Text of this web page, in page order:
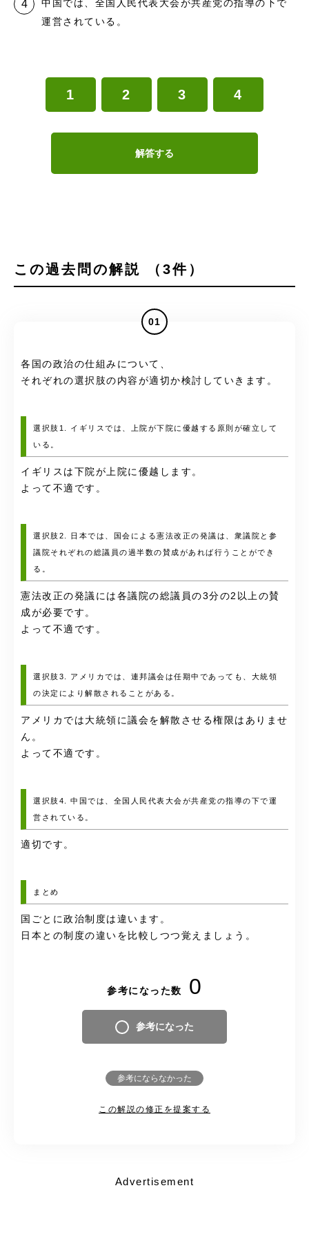
中国では、全国人民代表大会が共産党の指導の下で
運営されている。
1 2 3 4
解答する
この過去問の解説 （3件）
01
各国の政治の仕組みについて、
それぞれの選択肢の内容が適切か検討していきます。
選択肢1. イギリスでは、上院が下院に優越する原則が確立して
いる。
イギリスは下院が上院に優越します。
よって不適です。
選択肢2. 日本では、国会による憲法改正の発議は、衆議院と参
議院それぞれの総議員の過半数の賛成があれば行うことができ
る。
憲法改正の発議には各議院の総議員の3分の2以上の賛
成が必要です。
よって不適です。
選択肢3. アメリカでは、連邦議会は任期中であっても、大統領
の決定により解散されることがある。
アメリカでは大統領に議会を解散させる権限はありませ
ん。
よって不適です。
選択肢4. 中国では、全国人民代表大会が共産党の指導の下で運
営されている。
適切です。
まとめ
国ごとに政治制度は違います。
日本との制度の違いを比較しつつ覚えましょう。
参考になった数 0
参考になった
参考にならなかった
この解説の修正を提案する
Advertisement